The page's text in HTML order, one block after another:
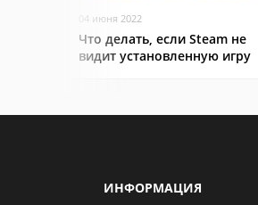
04 июня 2022
Что делать, если Steam не
видит установленную игру
ИНФОРМАЦИЯ